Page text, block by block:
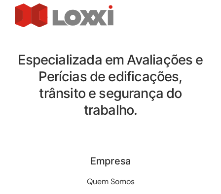
Especializada em Avaliações e
Perícias de edificações,
trânsito e segurança do
trabalho.
Empresa
Quem Somos